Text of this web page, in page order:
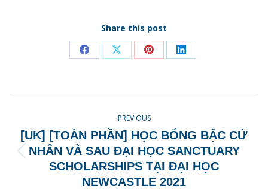
Share this post
Share Share Share Share
NAVIGATION
PREVIOUS
Previous
post:
[UK] [TOÀN PHẦN] HỌC BỔNG BẬC CỬ
NHÂN VÀ SAU ĐẠI HỌC SANCTUARY
SCHOLARSHIPS TẠI ĐẠI HỌC
NEWCASTLE 2021